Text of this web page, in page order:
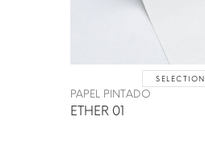
SELECTION
PAPEL PINTADO
ETHER 01